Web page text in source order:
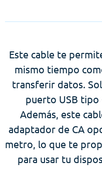
Este cable te
mismo tiempo
transferir datos.
puerto USB tipo
Además, este
adaptador de CA
metro, lo que te
para usar tu